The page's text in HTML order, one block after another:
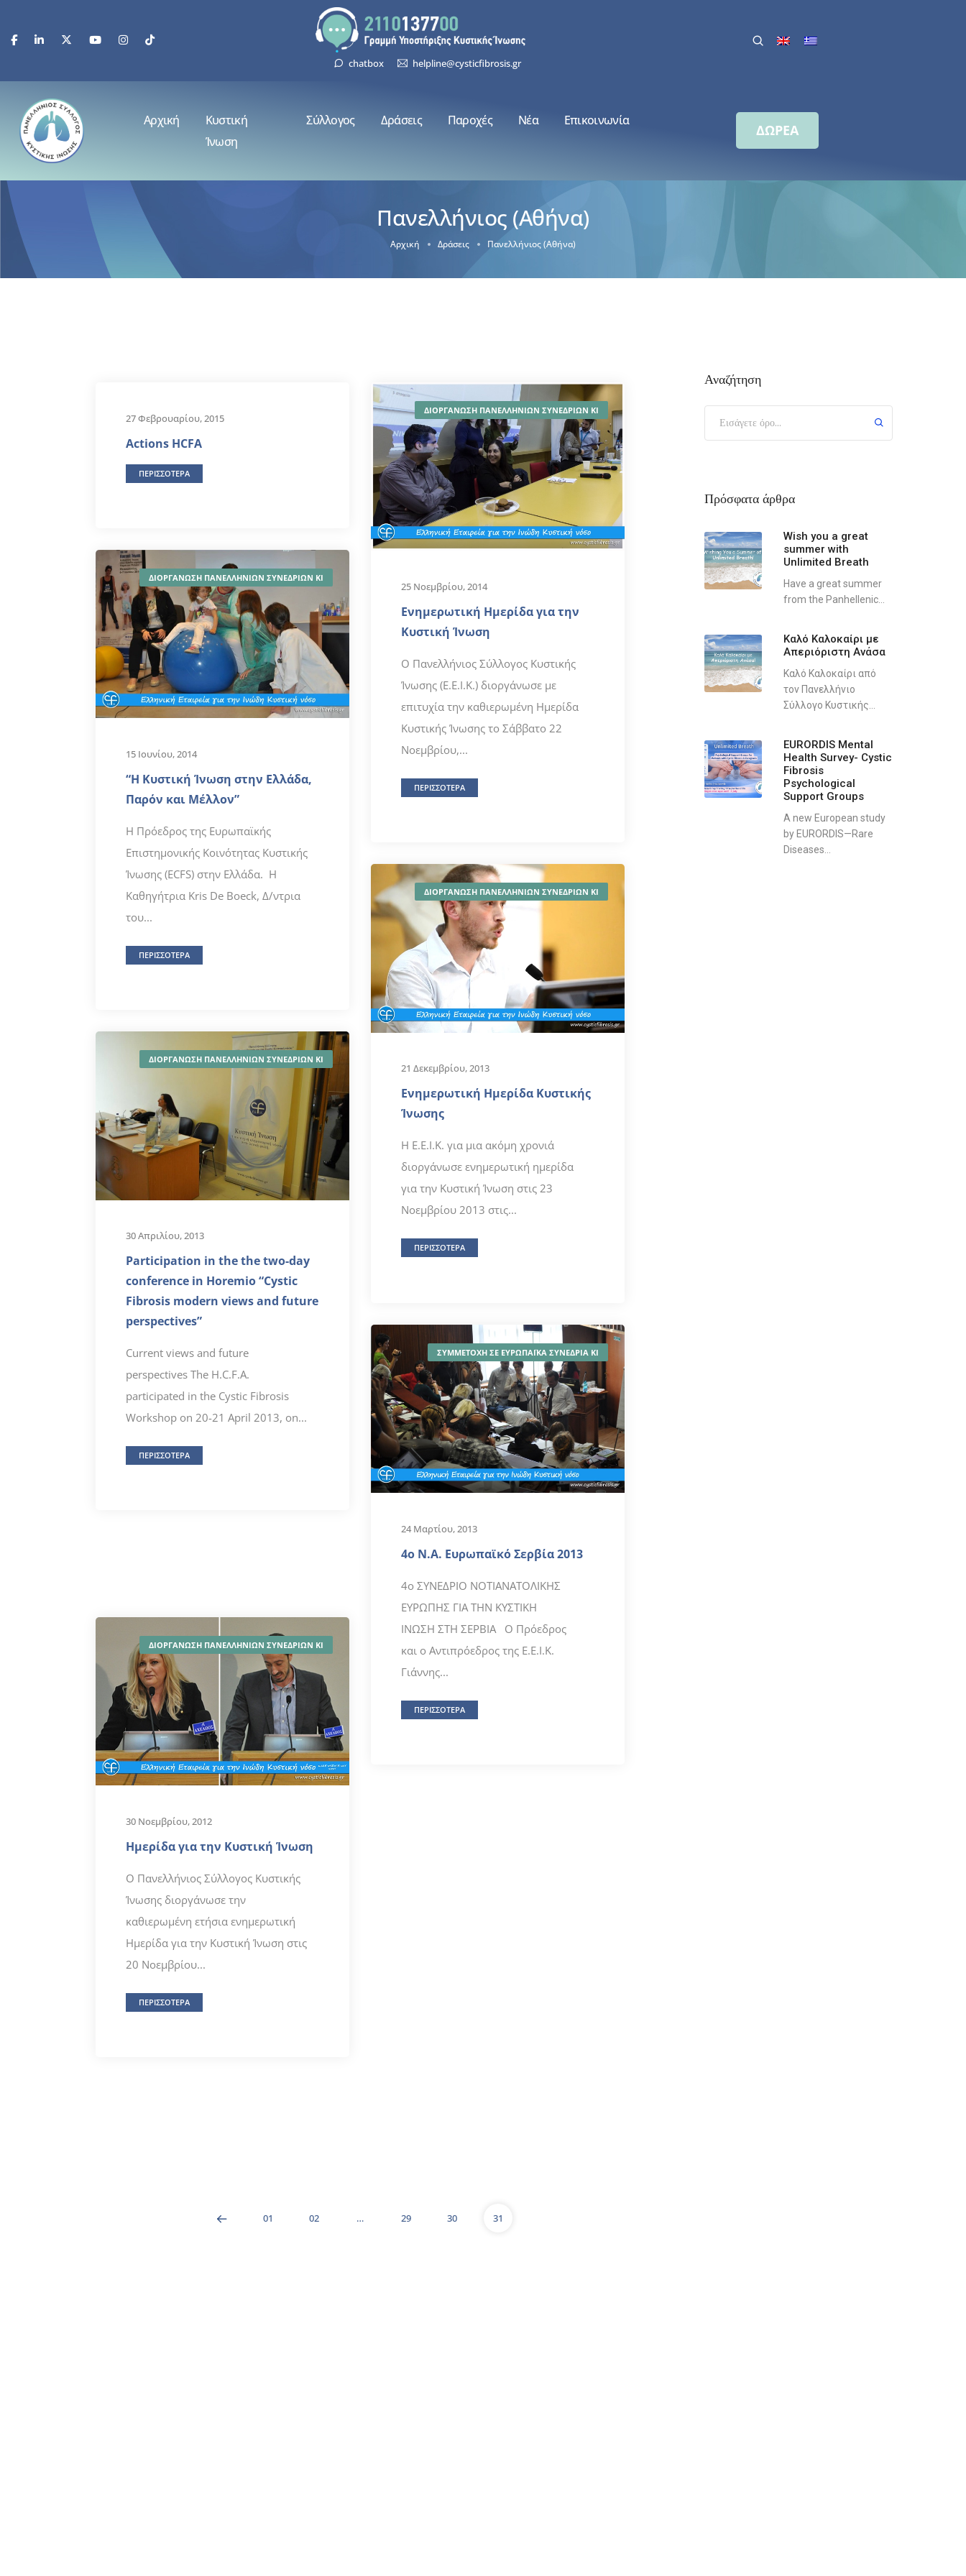
chatbox helpline@cysticfibrosis.gr
Αρχική
Κυστική
Ίνωση
Σύλλογος Δράσεις Παροχές Νέα Επικοινωνία
ΔΩΡΕΑ
Πανελλήνιος (Αθήνα)
Αρχική Δράσεις Πανελλήνιος (Αθήνα)
27 Φεβρουαρίου, 2015
Actions HCFA
ΠΕΡΙΣΣΟΤΕΡΑ
ΔΙΟΡΓΑΝΩΣΗ ΠΑΝΕΛΛΗΝΙΩΝ ΣΥΝΕΔΡΙΩΝ ΚΙ
25 Νοεμβρίου, 2014
Ενημερωτική Ημερίδα για την
Κυστική Ίνωση
Ο Πανελλήνιος Σύλλογος Κυστικής
Ίνωσης (Ε.Ε.Ι.Κ.) διοργάνωσε με
επιτυχία την καθιερωμένη Ημερίδα
Κυστικής Ίνωσης το Σάββατο 22
Νοεμβρίου,...
ΠΕΡΙΣΣΟΤΕΡΑ
ΔΙΟΡΓΑΝΩΣΗ ΠΑΝΕΛΛΗΝΙΩΝ ΣΥΝΕΔΡΙΩΝ ΚΙ
15 Ιουνίου, 2014
“Η Κυστική Ίνωση στην Ελλάδα,
Παρόν και Μέλλον”
Η Πρόεδρος της Ευρωπαϊκής
Επιστημονικής Κοινότητας Κυστικής
Ίνωσης (ECFS) στην Ελλάδα. Η
Καθηγήτρια Kris De Boeck, Δ/ντρια
του...
ΠΕΡΙΣΣΟΤΕΡΑ
ΔΙΟΡΓΑΝΩΣΗ ΠΑΝΕΛΛΗΝΙΩΝ ΣΥΝΕΔΡΙΩΝ ΚΙ
21 Δεκεμβρίου, 2013
Ενημερωτική Ημερίδα Κυστικής
Ίνωσης
Η Ε.Ε.Ι.Κ. για μια ακόμη χρονιά
διοργάνωσε ενημερωτική ημερίδα
για την Κυστική Ίνωση στις 23
Νοεμβρίου 2013 στις...
ΠΕΡΙΣΣΟΤΕΡΑ
ΔΙΟΡΓΑΝΩΣΗ ΠΑΝΕΛΛΗΝΙΩΝ ΣΥΝΕΔΡΙΩΝ ΚΙ
30 Απριλίου, 2013
Participation in the the two-day
conference in Horemio “Cystic
Fibrosis modern views and future
perspectives”
Current views and future
perspectives The H.C.F.A.
participated in the Cystic Fibrosis
Workshop on 20-21 April 2013, on...
ΠΕΡΙΣΣΟΤΕΡΑ
ΣΥΜΜΕΤΟΧΗ ΣΕ ΕΥΡΩΠΑΪΚΑ ΣΥΝΕΔΡΙΑ ΚΙ
24 Μαρτίου, 2013
4ο Ν.Α. Ευρωπαϊκό Σερβία 2013
4ο ΣΥΝΕΔΡΙΟ ΝΟΤΙΑΝΑΤΟΛΙΚΗΣ
ΕΥΡΩΠΗΣ ΓΙΑ ΤΗΝ ΚΥΣΤΙΚΗ
ΙΝΩΣΗ ΣΤΗ ΣΕΡΒΙΑ Ο Πρόεδρος
και ο Αντιπρόεδρος της E.E.I.K.
Γιάννης...
ΠΕΡΙΣΣΟΤΕΡΑ
ΔΙΟΡΓΑΝΩΣΗ ΠΑΝΕΛΛΗΝΙΩΝ ΣΥΝΕΔΡΙΩΝ ΚΙ
30 Νοεμβρίου, 2012
Ημερίδα για την Κυστική Ίνωση
Ο Πανελλήνιος Σύλλογος Κυστικής
Ίνωσης διοργάνωσε την
καθιερωμένη ετήσια ενημερωτική
Ημερίδα για την Κυστική Ίνωση στις
20 Νοεμβρίου...
ΠΕΡΙΣΣΟΤΕΡΑ
01 02 … 29 30 31
Αναζήτηση
Πρόσφατα άρθρα
Wish you a great
summer with
Unlimited Breath
Have a great summer
from the Panhellenic...
Καλό Καλοκαίρι με
Απεριόριστη Ανάσα
Καλό Καλοκαίρι από
τον Πανελλήνιο
Σύλλογο Κυστικής...
EURORDIS Mental
Health Survey- Cystic
Fibrosis
Psychological
Support Groups
A new European study
by EURORDIS—Rare
Diseases...